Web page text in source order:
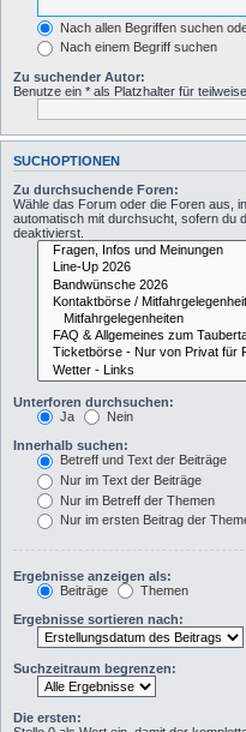
Nach allen Begriffen suchen
Nach einem Begriff suchen
Zu suchender Autor:
Benutze ein * als Platzhalter für
SUCHOPTIONEN
Zu durchsuchende Foren:
Wähle das Forum oder die Foren aus,
automatisch mit durchsucht, sofern du
deaktivierst.
Unterforen durchsuchen:
Ja
Nein
Innerhalb suchen:
Betreff und Text der Beiträge
Nur im Text der Beiträge
Nur im Betreff der Themen
Nur im ersten Beitrag der
Ergebnisse anzeigen als:
Beiträge
Themen
Ergebnisse sortieren nach:
Suchzeitraum begrenzen:
Die ersten: